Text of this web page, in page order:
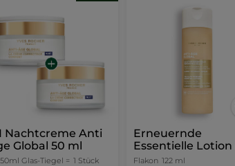
Nachtcreme Anti
Global 50 ml
Glas-Tiegel = 1 Stück
Erneuernde
Essentielle
mehr Glow
Flakon 122 ml